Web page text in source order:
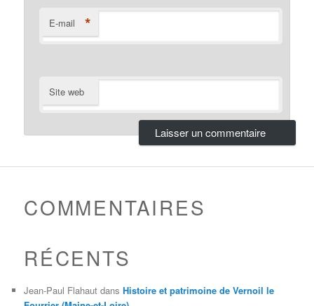
E-mail *
Site web
COMMENTAIRES
RÉCENTS
Jean-Paul Flahaut dansHistoire et patrimoine de Vernoil le